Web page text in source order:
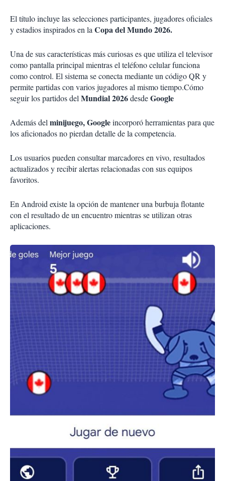
El título incluye las selecciones participantes, jugadores oficiales
y estadios inspirados en la Copa del Mundo 2026.
Una de sus características más curiosas es que utiliza el televisor
como pantalla principal mientras el teléfono celular funciona
como control. El sistema se conecta mediante un código QR y
permite partidas con varios jugadores al mismo tiempo.Cómo
seguir los partidos del Mundial 2026desdeGoogle
Además del minijuego, Googleincorporó herramientas para que
los aficionados no pierdan detalle de la competencia.
Los usuarios pueden consultar marcadores en vivo, resultados
actualizados y recibir alertas relacionadas con sus equipos
favoritos.
En Android existe la opción de mantener una burbuja flotante
con el resultado de un encuentro mientras se utilizan otras
aplicaciones.